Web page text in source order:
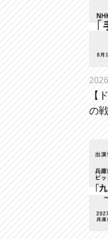
【
の戦